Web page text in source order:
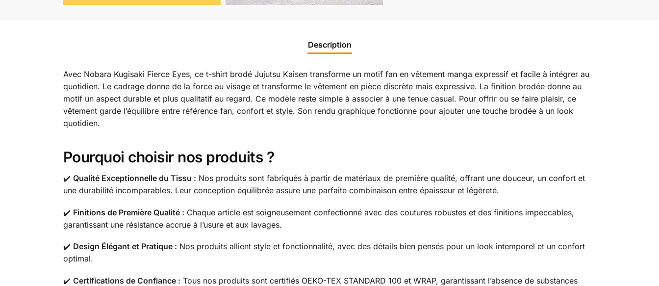
Description
Avec Nobara Kugisaki Fierce Eyes, ce t-shirt brodé Jujutsu Kaisen transforme un motif fan en vêtement manga expressif et facile à intégrer au
quotidien. Le cadrage donne de la force au visage et transforme le vêtement en pièce discrète mais expressive. La finition brodée donne au
motif un aspect durable et plus qualitatif au regard. Ce modèle reste simple à associer à une tenue casual. Pour offrir ou se faire plaisir, ce
vêtement garde l’équilibre entre référence fan, confort et style. Son rendu graphique fonctionne pour ajouter une touche brodée à un look
quotidien.
Pourquoi choisir nos produits ?
✔️ Qualité Exceptionnelle du Tissu : Nos produits sont fabriqués à partir de matériaux de première qualité, offrant une douceur, un confort et
une durabilité incomparables. Leur conception équilibrée assure une parfaite combinaison entre épaisseur et légèreté.
✔️ Finitions de Première Qualité : Chaque article est soigneusement confectionné avec des coutures robustes et des finitions impeccables,
garantissant une résistance accrue à l’usure et aux lavages.
✔️ Design Élégant et Pratique : Nos produits allient style et fonctionnalité, avec des détails bien pensés pour un look intemporel et un confort
optimal.
✔️ Certifications de Confiance : Tous nos produits sont certifiés OEKO-TEX STANDARD 100 et WRAP, garantissant l’absence de substances